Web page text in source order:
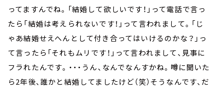
ってますんでね。「結婚して欲しいです！」って電話で言っ
たら「結婚は考えられないです！」って言われまして。「じ
ゃあ結婚せえへんとして付き合ってはいけるのかな？」っ
て言ったら「それもムリです！」って言われまして、見事に
フラれたんです。・・・うん、なんでなんすかね。噂に聞いた
ら2年後、誰かと結婚してましたけど（笑）そうなんです、だ